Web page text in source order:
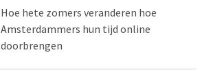
Hoe hete zomers veranderen hoe
Amsterdammers hun tijd online
doorbrengen